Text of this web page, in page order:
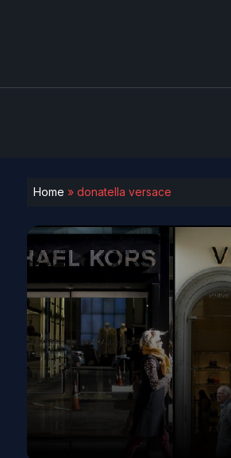
Home » donatella versace